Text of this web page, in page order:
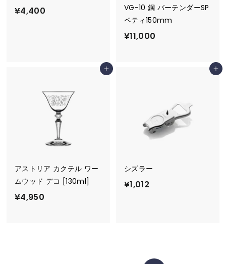
¥4,400
VG-10 鋼 バーテンダーSP
ペティ150mm
¥11,000
0
カートに追加
アストリア カクテル ワー
ムウッド デコ [130ml]
¥4,950
カートに追加
シズラー
¥1,012